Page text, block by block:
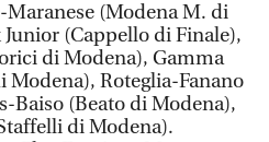
Maranese (Modena M. di
(Cappello di Finale),
di Modena), Gamma
Modena), Roteglia-Fanano
Baiso (Beato di Modena),
di Modena).